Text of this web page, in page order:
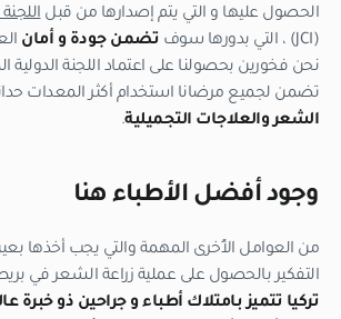
الحصول عليها و التي يتم إصدارها من قبل
(JCI) ، التي بدورها سوف
تضمن جودة و أمان
نحن فخورين بحصولنا على اعتماد اللجنة الدولية
تضمن لجميع مرضانا استخدام أكثر المعدات
الشعر والعلاجات التجميلية.
وجود أفضل الأطباء هنا
من العوامل الأُخرى المهمة والتي يجب أخذها بعين
التفكير بالحصول على عملية زراعة الشعر في
تركيا تتميز بامتلاك أطباء و جراحين ذو خبرة